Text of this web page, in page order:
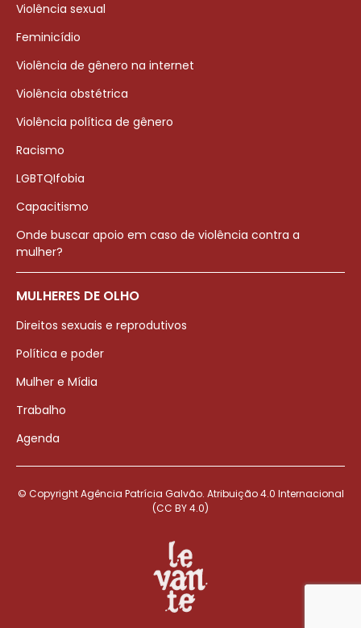
Violência sexual
Feminicídio
Violência de gênero na internet
Violência obstétrica
Violência política de gênero
Racismo
LGBTQIfobia
Capacitismo
Onde buscar apoio em caso de violência contra a
mulher?
MULHERES DE OLHO
Direitos sexuais e reprodutivos
Política e poder
Mulher e Mídia
Trabalho
Agenda
© Copyright Agência Patrícia Galvão. Atribuição 4.0 Internacional
(CC BY 4.0)